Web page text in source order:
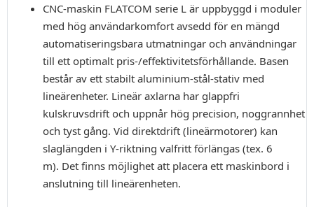
CNC-maskin FLATCOM serie L är uppbyggd i moduler
med hög användarkomfort avsedd för en mängd
automatiseringsbara utmatningar och användningar
till ett optimalt pris-/effektivitetsförhållande. Basen
består av ett stabilt aluminium-stål-stativ med
lineärenheter. Lineär axlarna har glappfri
kulskruvsdrift och uppnår hög precision, noggrannhet
och tyst gång. Vid direktdrift (lineärmotorer) kan
slaglängden i Y-riktning valfritt förlängas (tex. 6
m). Det finns möjlighet att placera ett maskinbord i
anslutning till lineärenheten.